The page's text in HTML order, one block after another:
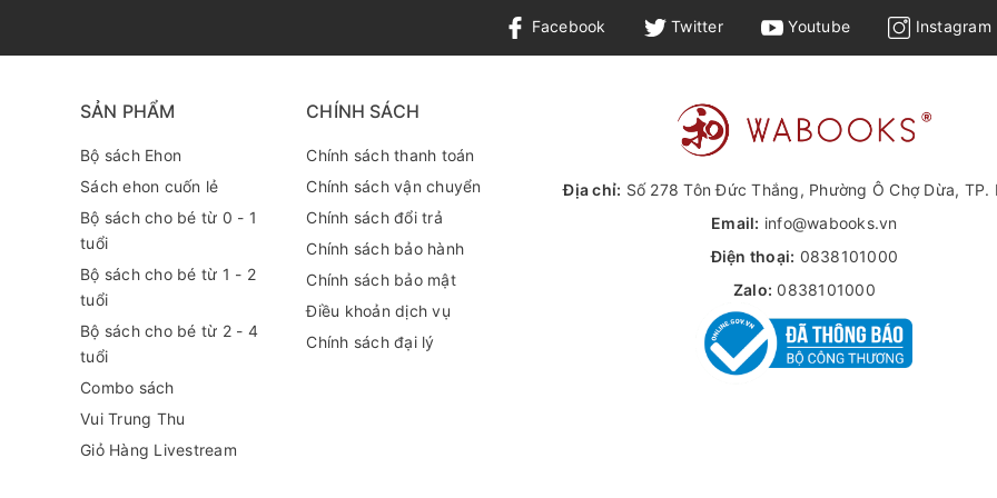
- Bánh trôi trắng trẻo có một hành trình phiêu lưu thú vị: Mỗi khi bơi qua một dòng nước lại biến thành một loại trái cây
bé thấy được sự đa dạng về màu sắc của những loại trái cây quen thuộc
Facebook Twitter Youtube Instagram
SẢN PHẨM
Bộ sách Ehon
Sách ehon cuốn lẻ
Bộ sách cho bé từ 0 - 1
tuổi
Bộ sách cho bé từ 1 - 2
tuổi
Bộ sách cho bé từ 2 - 4
tuổi
Combo sách
Vui Trung Thu
Giỏ Hàng Livestream
CHÍNH SÁCH
Chính sách thanh toán
Chính sách vận chuyển
Chính sách đổi trả
Chính sách bảo hành
Chính sách bảo mật
Điều khoản dịch vụ
Chính sách đại lý
Địa chỉ: Số 278 Tôn Đức Thắng, Phường Ô Chợ Dừa, TP.
Email: info@wabooks.vn
Điện thoại: 0838101000
Zalo: 0838101000